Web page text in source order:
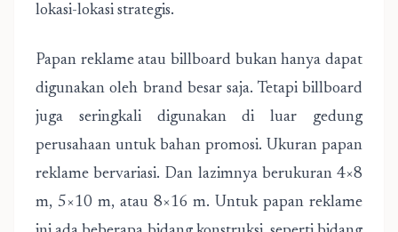
lokasi-lokasi strategis.
Papan reklame atau billboard bukan hanya dapat
digunakan oleh brand besar saja. Tetapi billboard
juga seringkali digunakan di luar gedung
perusahaan untuk bahan promosi. Ukuran papan
reklame bervariasi. Dan lazimnya berukuran 4×8
m, 5×10 m, atau 8×16 m. Untuk papan reklame